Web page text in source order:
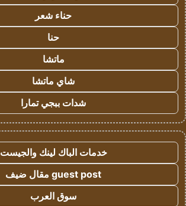
حناء شعر
حنا
ماتشا
شاي ماتشا
شدات ببجي تمارا
خدمات الباك لينك والجيست
guest post مقال ضيف
سوق العرب